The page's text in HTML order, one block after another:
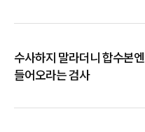
수사하지 말라더니 합수본엔
들어오라는 검사